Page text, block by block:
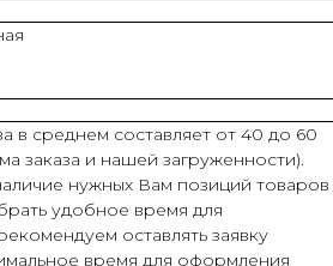
в среднем составляет от 40 до 60
заказа и нашей загруженности).
нужных Вам позиций товаров
удобное время для
оставлять заявку
время для оформления